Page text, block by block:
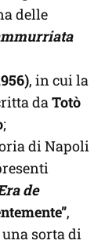
delle
, in cui la
daTotò
;
di Napoli
de
,
sorta di